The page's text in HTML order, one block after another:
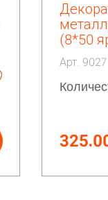
(8*50
Арт. 9027